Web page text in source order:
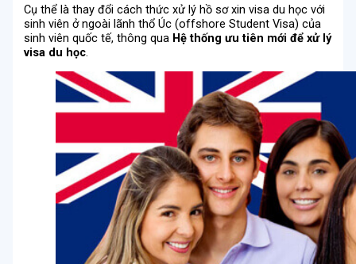
Cụ thể là thay đổi cách thức xử lý hồ sơ xin visa du học với
sinh viên ở ngoài lãnh thổ Úc (offshore Student Visa) của
sinh viên quốc tế, thông qua Hệ thống ưu tiên mới để xử lý
visa du học.